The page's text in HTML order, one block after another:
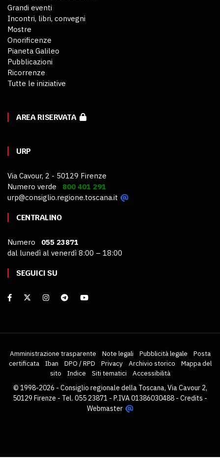
Grandi eventi
Incontri, libri, convegni
Mostre
Onorificenze
Pianeta Galileo
Pubblicazioni
Ricorrenze
Tutte le iniziative
AREA RISERVATA
URP
Via Cavour, 2 - 50129 Firenze
Numero verde 800 401 291
urp@consiglio.regione.toscana.it
CENTRALINO
Numero 055 23871
dal lunedì al venerdì 8:00 – 18:00
SEGUICI SU
Amministrazione trasparente Note legali Pubblicità legale
Posta
certificata
Iban DPO / RPD Privacy Archivio storico
Mappa del
sito
Indice Siti tematici
Accessibilità
© 1998-2026 - Consiglio regionale della Toscana, Via Cavour 2,
50129 Firenze - Tel. 055 23871 - P.IVA 01386030488 - Credits -
Webmaster